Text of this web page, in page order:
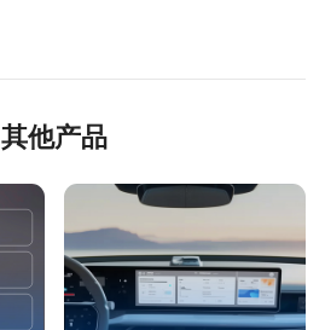
其他产品